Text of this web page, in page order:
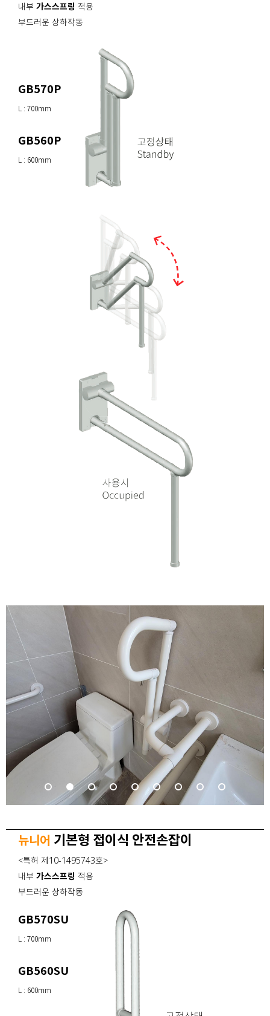
내부 가스스프링 적용
부드러운 상하작동
GB570P
L : 700mm
GB560P
L : 600mm
뉴니어 기본형 접이식 안전손잡이
<특허 제10-1495743호>
내부 가스스프링 적용
부드러운 상하작동
GB570SU
L : 700mm
GB560SU
L : 600mm